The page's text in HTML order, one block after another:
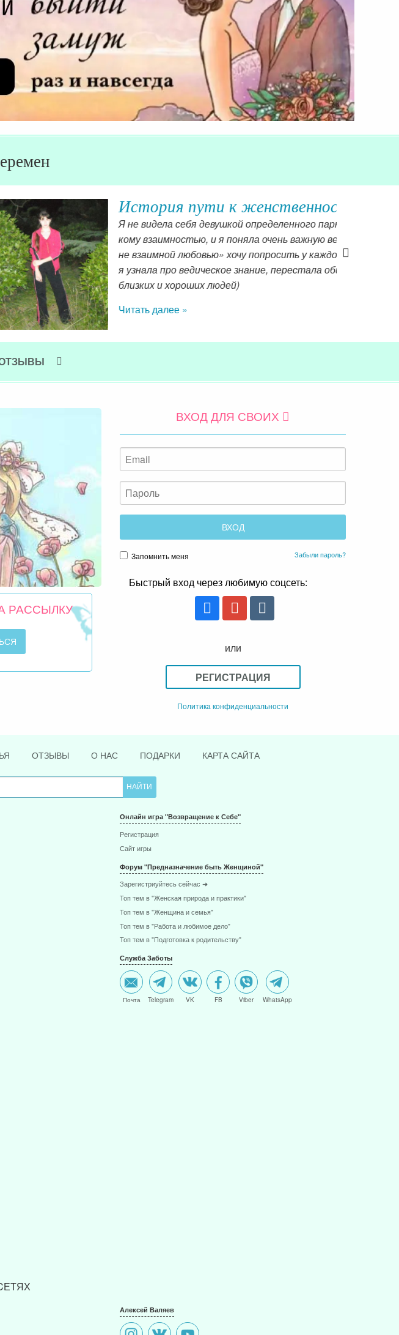
Павленко Инны из Киева
мне нравилось принимать ухаживание от всех и не отвечать ни
что я обидела многих молодых людей, у некоторых я была «первой
прощение, но пока не хватает смелости, буду стараться. В 17 лет
с негативными людьми, у меня появился новый круг моих
РАССЫЛКУ
ВХОД ДЛЯ СВОИХ
Быстрый вход через любимую соцсеть:
РЕГИСТРАЦИЯ
Регистрация
Зарегистриуйтесь сейчас ➜
Топ тем в "Женская природа и практики"
Топ тем в "Женщина и семья"
Топ тем в "Работа и любимое дело"
Служба Заботы
Алексей Валяев